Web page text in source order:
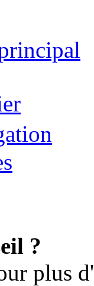
?
plus